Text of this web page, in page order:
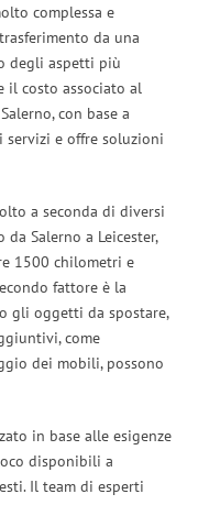
complessa e
da una
degli aspetti più
il costo associato al
con base a
servizi e offre soluzioni
a seconda di diversi
Salerno a Leicester,
1500 chilometri e
fattore è la
gli oggetti da spostare,
come
dei mobili, possono
in base alle esigenze
disponibili a
Il team di esperti